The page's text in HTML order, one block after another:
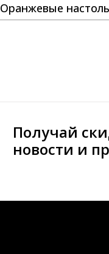
Оранжевые
Получай
новости и